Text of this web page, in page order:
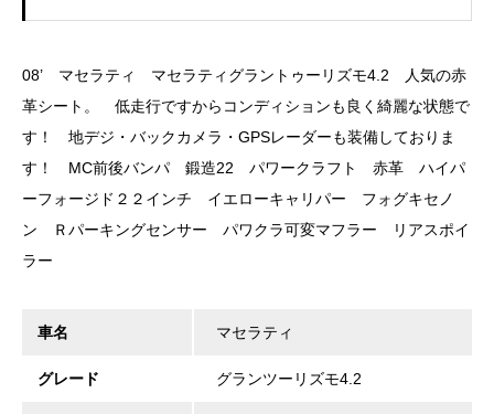
08’ マセラティ マセラティグラントゥーリズモ4.2 人気の赤
革シート。 低走行ですからコンディションも良く綺麗な状態で
す！ 地デジ・バックカメラ・GPSレーダーも装備しておりま
す！ MC前後バンパ 鍛造22 パワークラフト 赤革 ハイパ
ーフォージド２２インチ イエローキャリパー フォグキセノ
ン Ｒパーキングセンサー パワクラ可変マフラー リアスポイ
ラー
車名 マセラティ
グレード グランツーリズモ4.2